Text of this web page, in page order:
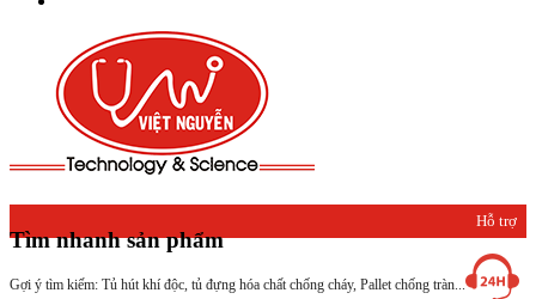
Tìm nhanh sản phẩm
Gợi ý tìm kiếm: Tủ hút khí độc, tủ đựng hóa chất chống cháy, Pallet chống tràn...
Hỗ trợ
khách
hàng